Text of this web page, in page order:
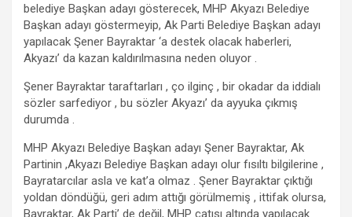
belediye Başkan adayı gösterecek, MHP Akyazı Belediye
Başkan adayı göstermeyip, Ak Parti Belediye Başkan adayı
yapılacak Şener Bayraktar ‘a destek olacak haberleri,
Akyazı’ da kazan kaldırılmasına neden oluyor .
Şener Bayraktar taraftarları , ço ilginç , bir okadar da iddialı
sözler sarfediyor , bu sözler Akyazı’ da ayyuka çıkmış
durumda .
MHP Akyazı Belediye Başkan adayı Şener Bayraktar, Ak
Partinin ,Akyazı Belediye Başkan adayı olur fısıltı bilgilerine ,
Bayratarcılar asla ve kat’a olmaz . Şener Bayraktar çıktığı
yoldan döndüğü, geri adım attığı görülmemiş , ittifak olursa,
Bayraktar, Ak Parti’ de değil, MHP çatısı altında yapılacak